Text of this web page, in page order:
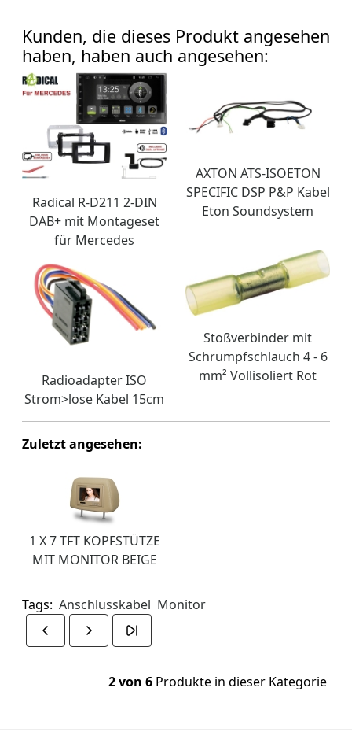
Kunden, die dieses Produkt angesehen
haben, haben auch angesehen:
Radical R-D211 2-DIN
DAB+ mit Montageset
für Mercedes
AXTON ATS-ISOETON
SPECIFIC DSP P&P Kabel
Eton Soundsystem
Radioadapter ISO
Strom>lose Kabel 15cm
Stoßverbinder mit
Schrumpfschlauch 4 - 6
mm² Vollisoliert Rot
Zuletzt angesehen:
1 X 7 TFT KOPFSTÜTZE
MIT MONITOR BEIGE
Tags: Anschlusskabel Monitor
2 von 6 Produkte in dieser Kategorie